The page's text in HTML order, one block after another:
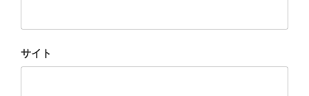
サイト